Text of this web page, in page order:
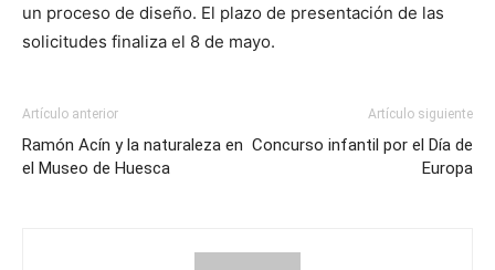
un proceso de diseño. El plazo de presentación de las
solicitudes finaliza el 8 de mayo.
Artículo anterior
Ramón Acín y la naturaleza en
el Museo de Huesca
Artículo siguiente
Concurso infantil por el Día de
Europa